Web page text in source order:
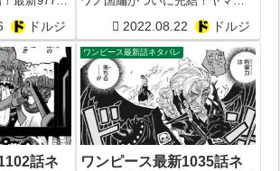
ドルジ
黒炭に候！ONE PIECE1058話予
想
2022.08.22 ドルジ
話ネ
ワンピース最新話ネタバレ
ワンピース最新1035話ネ